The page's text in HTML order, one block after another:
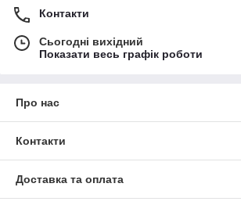
Контакти
Сьогодні вихідний
Показати весь графік роботи
Про нас
Контакти
Доставка та оплата